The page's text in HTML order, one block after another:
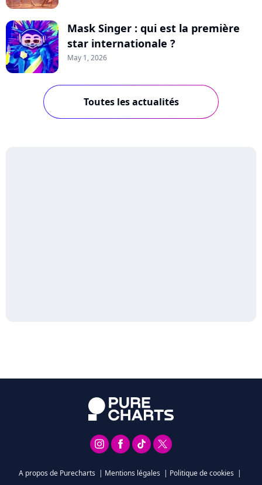
Mask Singer : qui est la première
star internationale ?
May 1, 2026
Toutes les actualités
A propos de Purecharts | Mentions légales | Politique de cookies |